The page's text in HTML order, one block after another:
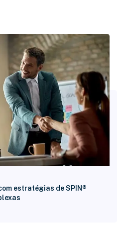
estratégias de SPIN®